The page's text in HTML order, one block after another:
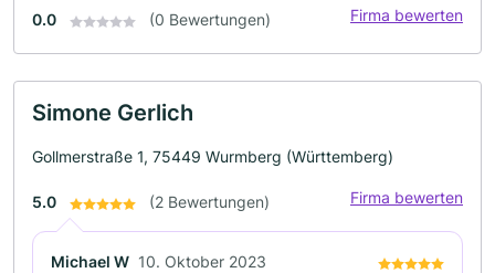
0.0 (0 Bewertungen) Firma bewerten
Simone Gerlich
Gollmerstraße 1, 75449 Wurmberg (Württemberg)
5.0 (2 Bewertungen) Firma bewerten
Michael W 10. Oktober 2023